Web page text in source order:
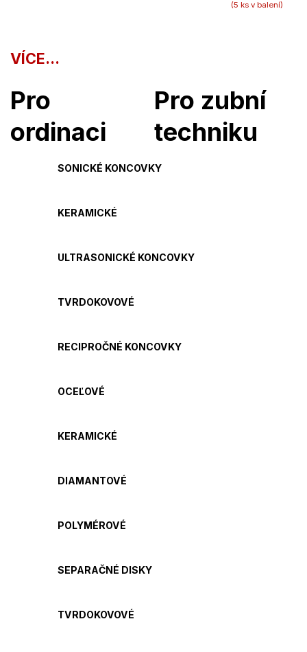
(5 ks v balení)
VÍCE...
Pro
ordinaci
Pro zubní
techniku
SONICKÉ KONCOVKY
KERAMICKÉ
ULTRASONICKÉ KONCOVKY
TVRDOKOVOVÉ
RECIPROČNÉ KONCOVKY
OCEĽOVÉ
KERAMICKÉ
DIAMANTOVÉ
POLYMÉROVÉ
SEPARAČNÉ DISKY
TVRDOKOVOVÉ